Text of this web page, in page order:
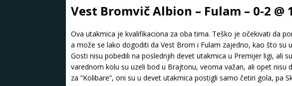
Vest Bromvič Albion – Fulam – 0-2 @
Ova utakmica je kvalifikaciona za oba tima. Teško je očekivati da
a može se lako dogoditi da Vest Brom i Fulam zajedno, kao što su
Gosti nisu pobedili na poslednjih devet utakmica u Premijer ligi, ali
varednom kolu su uzeli bod u Brajtonu, veoma važan, ali opet nisu
za ”Kolibare”, oni su u devet utakmica postigli samo četiri gola, pa